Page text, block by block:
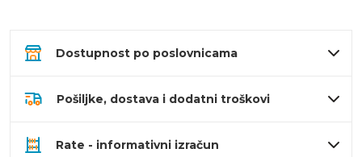
Dostupnost po poslovnicama
Pošiljke, dostava i dodatni troškovi
Rate - informativni izračun